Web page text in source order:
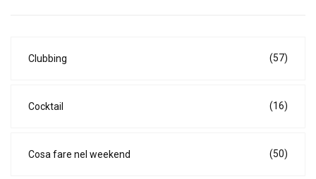
Clubbing (57)
Cocktail (16)
Cosa fare nel weekend (50)